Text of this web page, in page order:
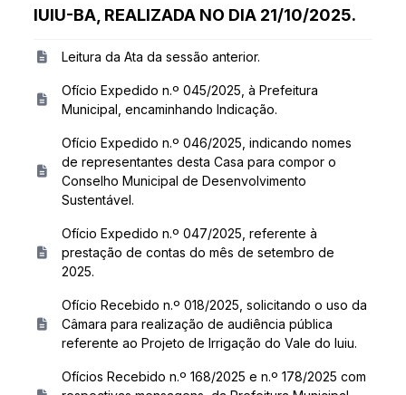
IUIU-BA, REALIZADA NO DIA 21/10/2025.
Leitura da Ata da sessão anterior.
Ofício Expedido n.º 045/2025, à Prefeitura
Municipal, encaminhando Indicação.
Ofício Expedido n.º 046/2025, indicando nomes
de representantes desta Casa para compor o
Conselho Municipal de Desenvolvimento
Sustentável.
Ofício Expedido n.º 047/2025, referente à
prestação de contas do mês de setembro de
2025.
Ofício Recebido n.º 018/2025, solicitando o uso da
Câmara para realização de audiência pública
referente ao Projeto de Irrigação do Vale do Iuiu.
Ofícios Recebido n.º 168/2025 e n.º 178/2025 com